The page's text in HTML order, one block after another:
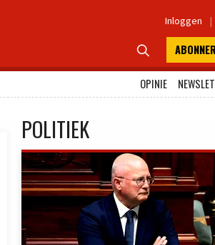
Inloggen |

OPINIE
POLITIEK